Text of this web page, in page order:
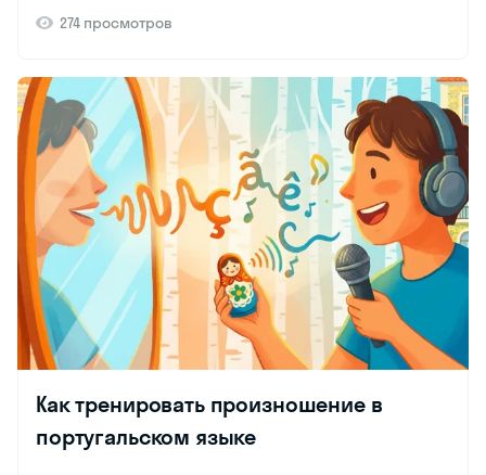
274 просмотров
Как тренировать произношение в
португальском языке